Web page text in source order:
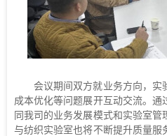
会议期间双方就业务方向，实
成本优化等问题展开互动交流。通
同我司的业务发展模式和实验室
与纺织实验室也将不断提升质量服